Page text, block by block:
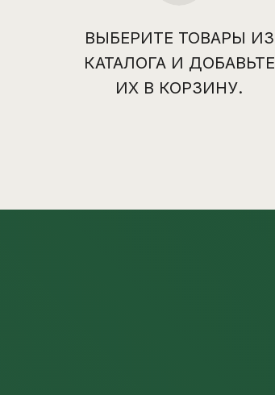
ВЫБЕРИТЕ ТОВАРЫ ИЗ
КАТАЛОГА И ДОБАВЬТЕ
ИХ В КОРЗИНУ.